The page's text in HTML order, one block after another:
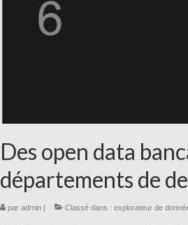
Des open data
départements de
par admin | Classé dans : explorateur de